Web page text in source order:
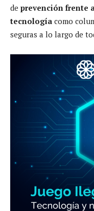
de prevención frente
tecnología como
seguras a lo largo de